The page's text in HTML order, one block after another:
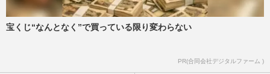
宝くじ“なんとなく”で買っている限り変わらない
PR(合同会社デジタルファーム )